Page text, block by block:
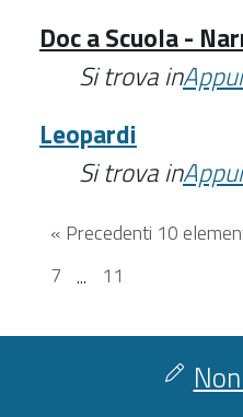
Doc a Scuola -
Si trova in
Leopardi
Si trova in
« Precedenti 10
7 ... 11